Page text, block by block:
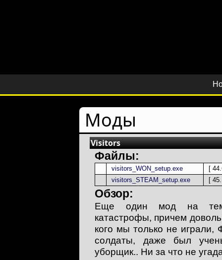
Моды
Visitors
Файлы:
visitors_WON_setup.exe
[
visitors_STEAM_setup.exe
[
Обзор:
Еще один мод на тему
катастрофы, причем
кого мы только не играли,
солдаты, даже был
уборщик.. Ни за что не